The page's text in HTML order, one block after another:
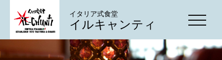
イタリア式食堂
イルキャンティ